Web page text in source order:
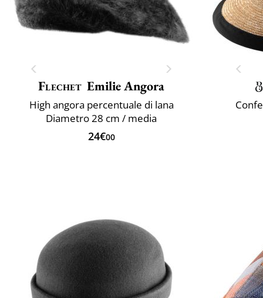
Flechet Emilie Angora
High angora percentuale di lana
Diametro 28 cm / media
24€00